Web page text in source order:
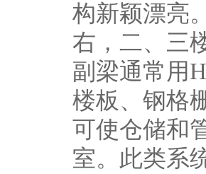
构新颖漂亮
右，二、三
副梁通常用
楼板、钢格
可使仓储和
室。此类系